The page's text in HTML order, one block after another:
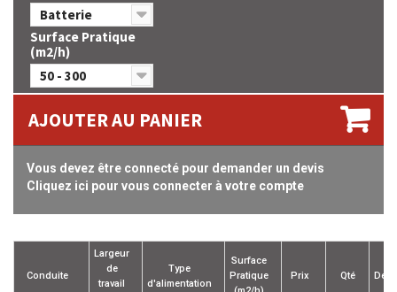
Batterie
Surface Pratique
(m2/h)
50 - 300
AJOUTER AU PANIER
Vous devez être connecté pour demander un devis
Cliquez ici pour vous connecter à votre compte
Conduite
Largeur
de
travail
Type
d'alimentation
Surface
Pratique
Prix Qté